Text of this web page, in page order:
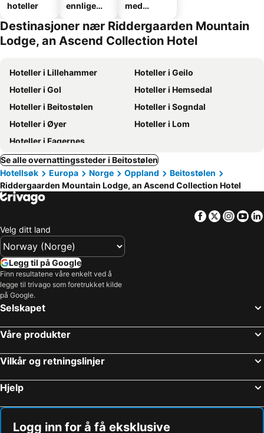
hoteller
ennlige
med
Destinasjoner nær Riddergaarden Mountain
Lodge, an Ascend Collection Hotel
Hoteller i Lillehammer
Hoteller i Geilo
Hoteller i Gol
Hoteller i Hemsedal
Hoteller i Beitostølen
Hoteller i Sogndal
Hoteller i Øyer
Hoteller i Lom
Hoteller i Fagernes
Se alle overnattingssteder i Beitostølen
Hotellsøk
Europa Norge Oppland
Beitostølen
Riddergaarden Mountain Lodge, an Ascend Collection Hotel
Facebook
Twitter
Velg ditt land
Legg til på Google
Finn resultatene våre enkelt ved å
legge til trivago som foretrukket kilde
på Google.
Selskapet
Våre produkter
Vilkår og retningslinjer
Hjelp
Logg inn for å få eksklusive